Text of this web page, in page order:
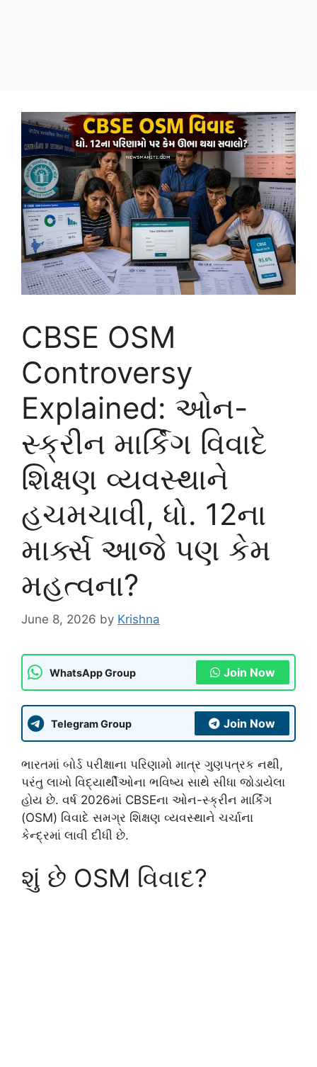
CBSE OSM
Controversy
Explained: ઓન-
સ્ક્રીન માર્કિંગ વિવાદે
શિક્ષણ વ્યવસ્થાને
હચમચાવી, ધો. 12ના
માર્ક્સ આજે પણ કેમ
મહત્વના?
June 8, 2026 by Krishna
WhatsApp Group Join Now
Telegram Group Join Now
ભારતમાં બોર્ડ પરીક્ષાના પરિણામો માત્ર ગુણપત્રક નથી,
પરંતુ લાખો વિદ્યાર્થીઓના ભવિષ્ય સાથે સીધા જોડાયેલા
હોય છે. વર્ષ 2026માં CBSEના ઓન-સ્ક્રીન માર્કિંગ
(OSM) વિવાદે સમગ્ર શિક્ષણ વ્યવસ્થાને ચર્ચાના
કેન્દ્રમાં લાવી દીધી છે.
શું છે OSM વિવાદ?